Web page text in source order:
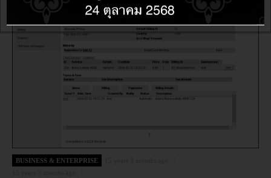
BUSINESS & ENTERPRISE